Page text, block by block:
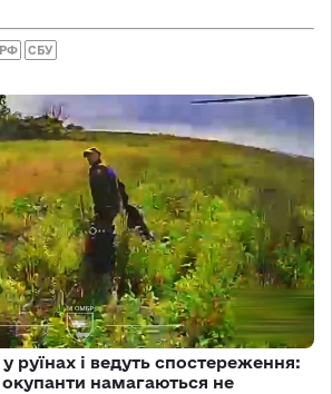
СБУ
руїнах і ведуть спостереження:
намагаються не